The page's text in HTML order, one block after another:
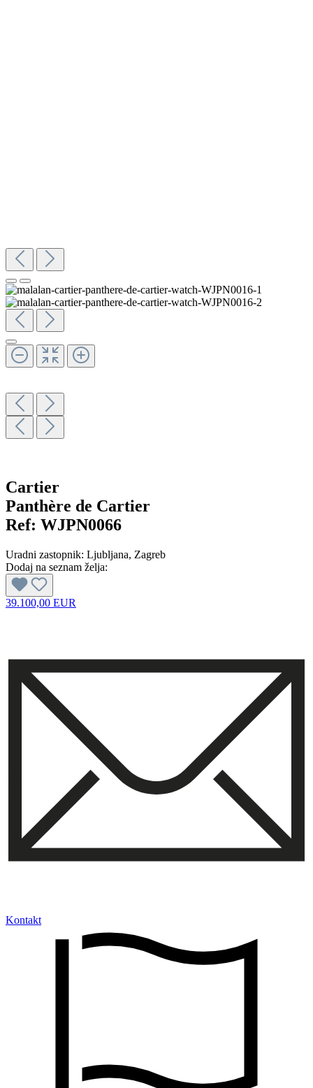
Cartier
Panthère de Cartier
Ref: WJPN0066
Uradni zastopnik: Ljubljana, Zagreb
Dodaj na seznam želja:
39.100,00 EUR
Kontakt